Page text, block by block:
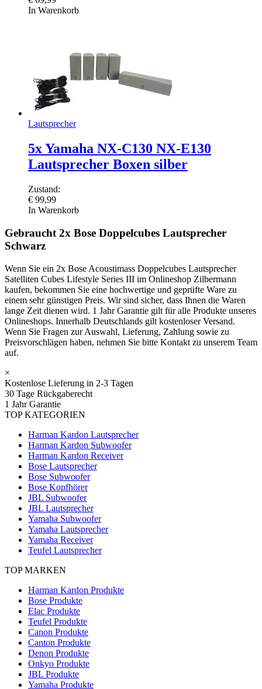
In Warenkorb
Lautsprecher
5x Yamaha NX-C130 NX-E130
Lautsprecher Boxen silber
Zustand:
€ 99,99
In Warenkorb
Gebraucht 2x Bose Doppelcubes Lautsprecher
Schwarz
Wenn Sie ein 2x Bose Acoustimass Doppelcubes Lautsprecher
Satelliten Cubes Lifestyle Series III im Onlineshop Zilbermann
kaufen, bekommen Sie eine hochwertige und geprüfte Ware zu
einem sehr günstigen Preis. Wir sind sicher, dass Ihnen die Waren
lange Zeit dienen wird. 1 Jahr Garantie gilt für alle Produkte unseres
Onlineshops. Innerhalb Deutschlands gilt kostenloser Versand.
Wenn Sie Fragen zur Auswahl, Lieferung, Zahlung sowie zu
Preisvorschlägen haben, nehmen Sie bitte Kontakt zu unserem Team
auf.
×
Kostenlose Lieferung in 2-3 Tagen
30 Tage Rückgaberecht
1 Jahr Garantie
TOP KATEGORIEN
Harman Kardon Lautsprecher
Harman Kardon Subwoofer
Harman Kardon Receiver
Bose Lautsprecher
Bose Subwoofer
Bose Kopfhörer
JBL Subwoofer
JBL Lautsprecher
Yamaha Subwoofer
Yamaha Lautsprecher
Yamaha Receiver
Teufel Lautsprecher
TOP MARKEN
Harman Kardon Produkte
Bose Produkte
Elac Produkte
Teufel Produkte
Canon Produkte
Canton Produkte
Denon Produkte
Onkyo Produkte
JBL Produkte
Yamaha Produkte